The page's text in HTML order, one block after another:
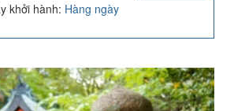
khởi hành: Hàng ngày